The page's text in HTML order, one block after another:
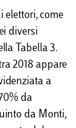
elettori, come
diversi
Tabella 3.
2018 appare
a
da
da Monti,